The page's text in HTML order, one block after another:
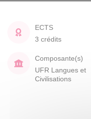
ECTS
3 crédits
Composante(s)
UFR Langues et
Civilisations